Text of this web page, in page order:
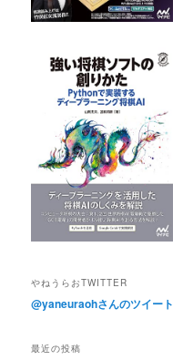
やねうらおTWITTER
@yaneuraohさんのツイート
最近の投稿